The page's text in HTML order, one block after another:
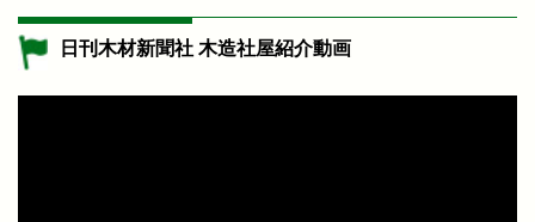
日刊木材新聞社 木造社屋紹介動画